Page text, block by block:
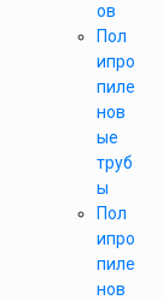
ов
Пол
ипро
пиле
нов
ые
труб
ы
Пол
ипро
пиле
нов